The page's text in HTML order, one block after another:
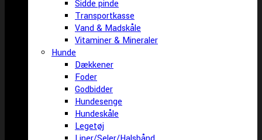
Sidde pinde
Transportkasse
Vand & Madskåle
Vitaminer & Mineraler
Hunde
Dækkener
Foder
Godbidder
Hundesenge
Hundeskåle
Legetøj